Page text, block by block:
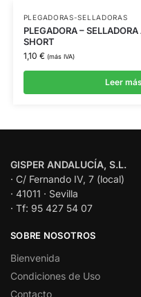
PLEGADORAS-SELLADORAS
PLEGADORA –
SHORT
1,10 € (más IVA)
Leer más
GISPER ANDALUCÍA, S.L.
· C/ Fernando IV, 7 (local)
· 41011 · Sevilla
· Tf: 95 427 54 07
SOBRE NOSOTROS
Bienvenida
Condiciones de Uso
Contacto